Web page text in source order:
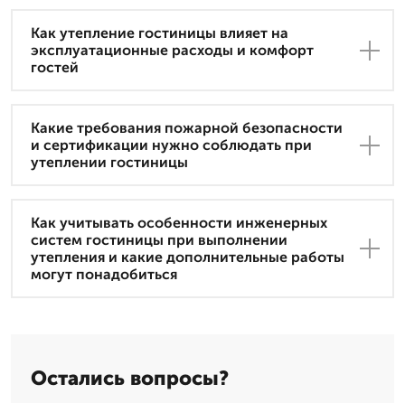
Как утепление гостиницы влияет на
эксплуатационные расходы и комфорт
гостей
Какие требования пожарной безопасности
и сертификации нужно соблюдать при
утеплении гостиницы
Как учитывать особенности инженерных
систем гостиницы при выполнении
утепления и какие дополнительные работы
могут понадобиться
Остались вопросы?